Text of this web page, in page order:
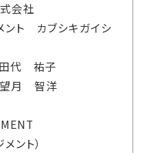
会社
ント カブシキガイシ
代 祐子
月 智洋
ント）